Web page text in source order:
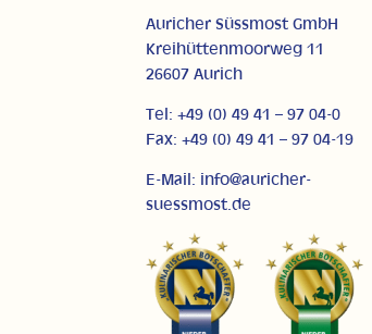
Auricher Süssmost GmbH
Kreihüttenmoorweg 11
26607 Aurich
Tel: +49 (0) 49 41 – 97 04-0
Fax: +49 (0) 49 41 – 97 04-19
E-Mail: info@auricher-
suessmost.de